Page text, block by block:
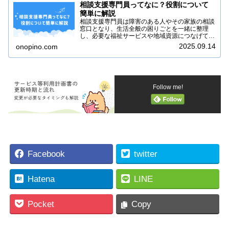
相談支援専門員ってなに？役割について
簡単に解説
相談支援専門員は障害のある人やその家族の相談
窓口となり、生活全般の困りごとを一緒に整理
し、必要な福祉サービスや地域資源につなげてい
く専門職です。 基本的な業務や利用者に対して
どのように接するかをわかりやすく説明します。
onopino.com 2025.09.14
Follow me!
Facebook twitter
Hatena LINE
Pocket Copy